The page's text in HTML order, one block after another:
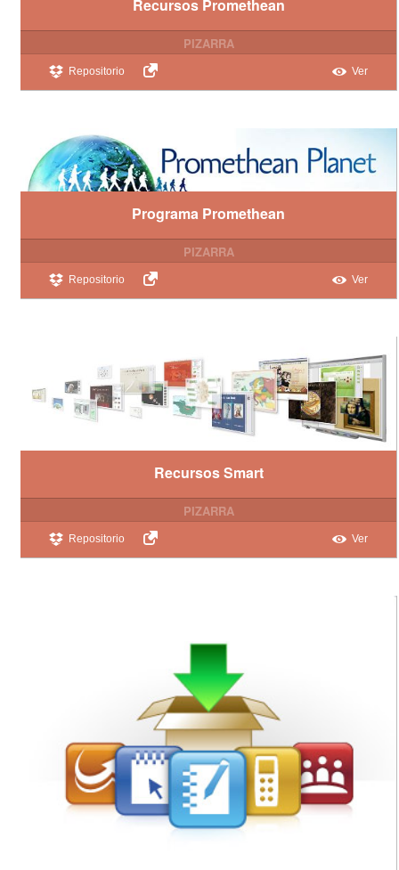
Recursos Promethean
PIZARRA
Repositorio Ver
Programa Promethean
PIZARRA
Repositorio Ver
Recursos Smart
PIZARRA
Repositorio Ver